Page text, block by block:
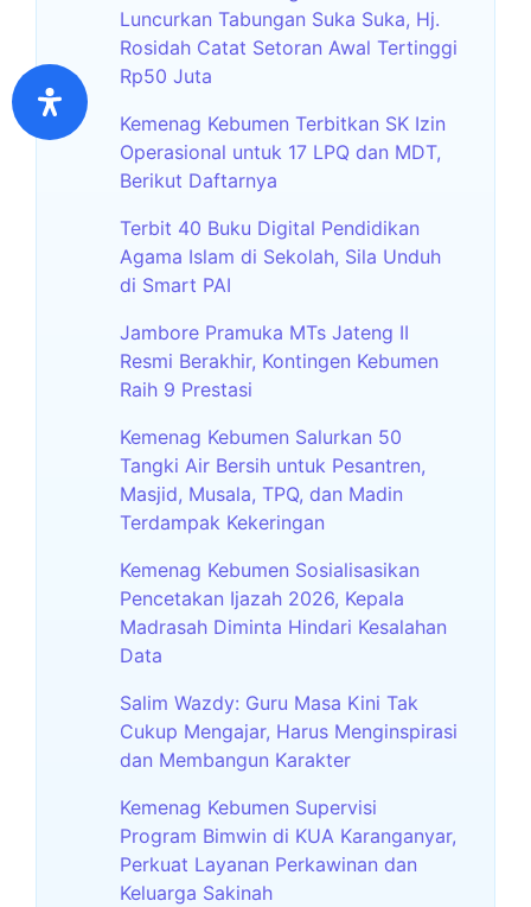
Luncurkan Tabungan Suka Suka, Hj.
Rosidah Catat Setoran Awal Tertinggi
Rp50 Juta
Kemenag Kebumen Terbitkan SK Izin
Operasional untuk 17 LPQ dan MDT,
Berikut Daftarnya
Terbit 40 Buku Digital Pendidikan
Agama Islam di Sekolah, Sila Unduh
di Smart PAI
Jambore Pramuka MTs Jateng II
Resmi Berakhir, Kontingen Kebumen
Raih 9 Prestasi
Kemenag Kebumen Salurkan 50
Tangki Air Bersih untuk Pesantren,
Masjid, Musala, TPQ, dan Madin
Terdampak Kekeringan
Kemenag Kebumen Sosialisasikan
Pencetakan Ijazah 2026, Kepala
Madrasah Diminta Hindari Kesalahan
Data
Salim Wazdy: Guru Masa Kini Tak
Cukup Mengajar, Harus Menginspirasi
dan Membangun Karakter
Kemenag Kebumen Supervisi
Program Bimwin di KUA Karanganyar,
Perkuat Layanan Perkawinan dan
Keluarga Sakinah